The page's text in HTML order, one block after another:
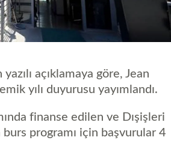
yazılı açıklamaya göre, Jean
yılı duyurusu yayımlandı.
finanse edilen ve Dışişleri
burs programı için başvurular 4